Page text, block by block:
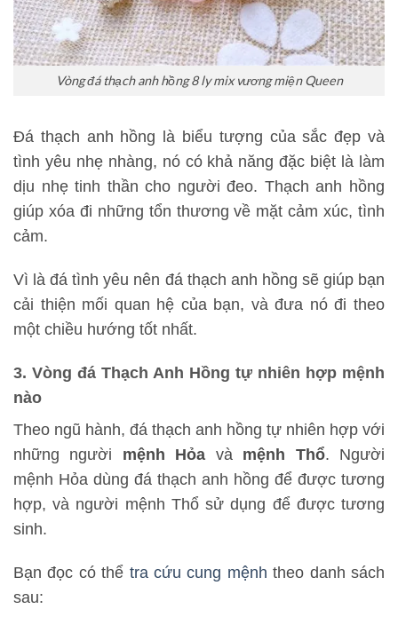
Vòng đá thạch anh hồng 8 ly mix vương miện Queen
Đá thạch anh hồng là biểu tượng của sắc đẹp và
tình yêu nhẹ nhàng, nó có khả năng đặc biệt là làm
dịu nhẹ tinh thần cho người đeo. Thạch anh hồng
giúp xóa đi những tổn thương về mặt cảm xúc, tình
cảm.
Vì là đá tình yêu nên đá thạch anh hồng sẽ giúp bạn
cải thiện mối quan hệ của bạn, và đưa nó đi theo
một chiều hướng tốt nhất.
3. Vòng đá Thạch Anh Hồng tự nhiên hợp mệnh
nào
Theo ngũ hành, đá thạch anh hồng tự nhiên hợp với
những người mệnh Hỏa và mệnh Thổ. Người
mệnh Hỏa dùng đá thạch anh hồng để được tương
hợp, và người mệnh Thổ sử dụng để được tương
sinh.
Bạn đọc có thể tra cứu cung mệnh theo danh sách
sau: